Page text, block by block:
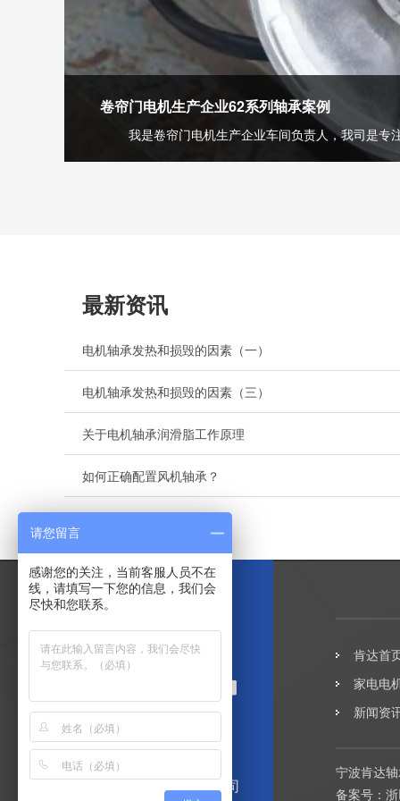
卷帘门电机生产企业62系列轴承案例
我是卷帘门电机生产企业车间负责人，我司是专
最新资讯
电机轴承发热和损毁的因素（一）
电机轴承发热和损毁的因素（三）
关于电机轴承润滑脂工作原理
如何正确配置风机轴承？
宁波肯达轴承有限公司
肯达首
家电电
新闻资
宁波肯达
备案号：
请您留言
感谢您的关注，当前客服人员不在
线，请填写一下您的信息，我们会
尽快和您联系。